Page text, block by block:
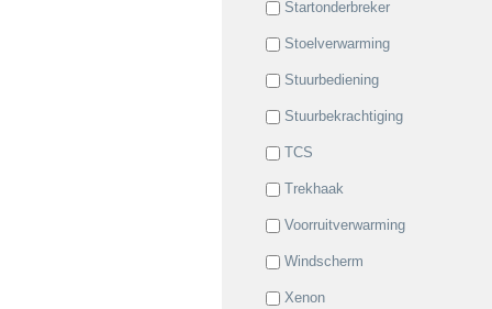
Startonderbreker
Stoelverwarming
Stuurbediening
Stuurbekrachtiging
TCS
Trekhaak
Voorruitverwarming
Windscherm
Xenon